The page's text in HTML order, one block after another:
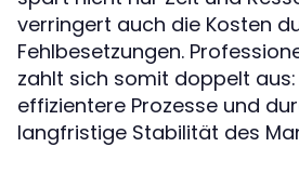
verringert auch die Kosten
Fehlbesetzungen.
zahlt sich somit doppelt
effizientere Prozesse und
langfristige Stabilität des